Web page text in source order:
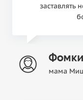
заставлять
мама